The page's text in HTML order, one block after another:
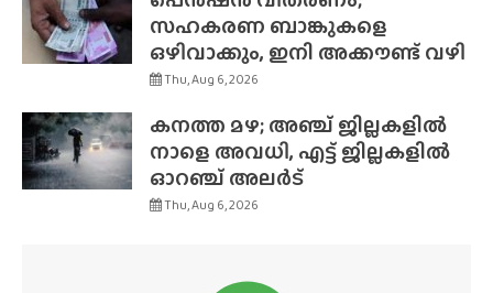
സഹകരണ ബാങ്കുകളെ
ഒഴിവാക്കും, ഇനി അക്കൗണ്ട് വഴി
Thu, Aug 6, 2026
കനത്ത മഴ; അഞ്ച് ജില്ലകളിൽ
നാളെ അവധി, എട്ട് ജില്ലകളിൽ
ഓറഞ്ച് അലർട്
Thu, Aug 6, 2026